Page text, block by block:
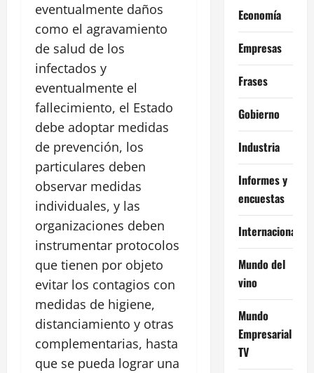
eventualmente daños
como el agravamiento
de salud de los
infectados y
eventualmente el
fallecimiento, el Estado
debe adoptar medidas
de prevención, los
particulares deben
observar medidas
individuales, y las
organizaciones deben
instrumentar protocolos
que tienen por objeto
evitar los contagios con
medidas de higiene,
distanciamiento y otras
complementarias, hasta
que se pueda lograr una
Economía
Empresas
Frases
Gobierno
Industria
Informes y
encuestas
Internacional
Mundo del
vino
Mundo
Empresarial
TV